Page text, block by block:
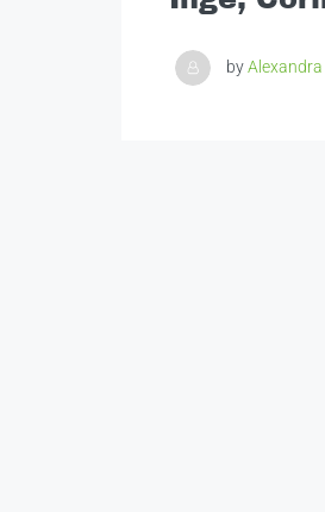
byAlexandra